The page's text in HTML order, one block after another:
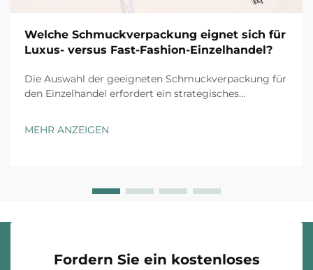
Welche Schmuckverpackung eignet sich für
Luxus- versus Fast-Fashion-Einzelhandel?
Die Auswahl der geeigneten Schmuckverpackung für
den Einzelhandel erfordert ein strategisches
Gegebenheiten. Luxusmarken und Fast-Fashion-
MEHR ANZEIGEN
Fordern Sie ein kostenloses